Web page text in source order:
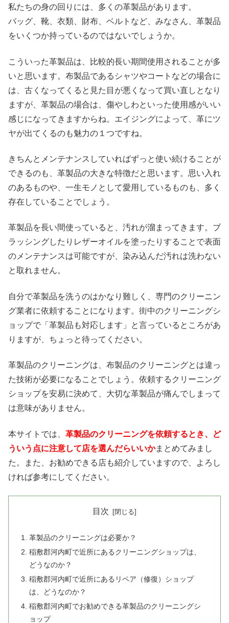
私たちの身の回りには、多くの革製品があります。
バッグ、靴、衣類、財布、ベルトなど、みなさん、革製品
をいくつか持っているのではないでしょうか。
こういった革製品は、比較的長い期間使用されることが多
いと思います。布製品であるシャツやコートなどの場合に
は、古くなってくると見た目が悪くなって買い直しとなり
ますが、革製品の場合は、傷やしわといった使用感がいい
感じになってきますからね。エイジングによって、革にツ
ヤが出てくるのも魅力の１つですね。
きちんとメンテナンスしていればずっと使い続けることが
できるのも、革製品の大きな特徴だと思います。思い入れ
のあるものや、一生モノとして愛用しているものも、多く
存在していることでしょう。
革製品を長い間使っていると、汚れが溜まってきます。ブ
ラッシングしたりレザーオイルを塗ったりすることで表面
のメンテナンスは可能ですが、染み込んだ汚れは洗わない
と取れません。
自分で革製品を洗うのはかなり難しく、専門のクリーニン
グ業者に依頼することになります。街中のクリーニングシ
ョップで「革製品も対応します」と言っているところがあ
りますが、ちょっと待ってください。
革製品のクリーニングは、布製品のクリーニングとは違っ
た技術が必要になることでしょう。依頼するクリーニング
ショップを安易に決めて、大切な革製品が痛んでしまって
は意味がありません。
本サイトでは、 革製品のクリーニングを依頼するとき、ど
ういう点に注意して店を選んだらいいかまとめてみまし
た。また、お勧めできる店も紹介していますので、よろし
ければ参考にしてください。
目次
革製品のクリーニングは必要か？
稲敷郡河内町で近所にあるクリーニングショップは、
どうなのか？
稲敷郡河内町で近所にあるリペア（修復）ショップ
は、どうなのか？
稲敷郡河内町でお勧めできる革製品のクリーニングシ
ョップ